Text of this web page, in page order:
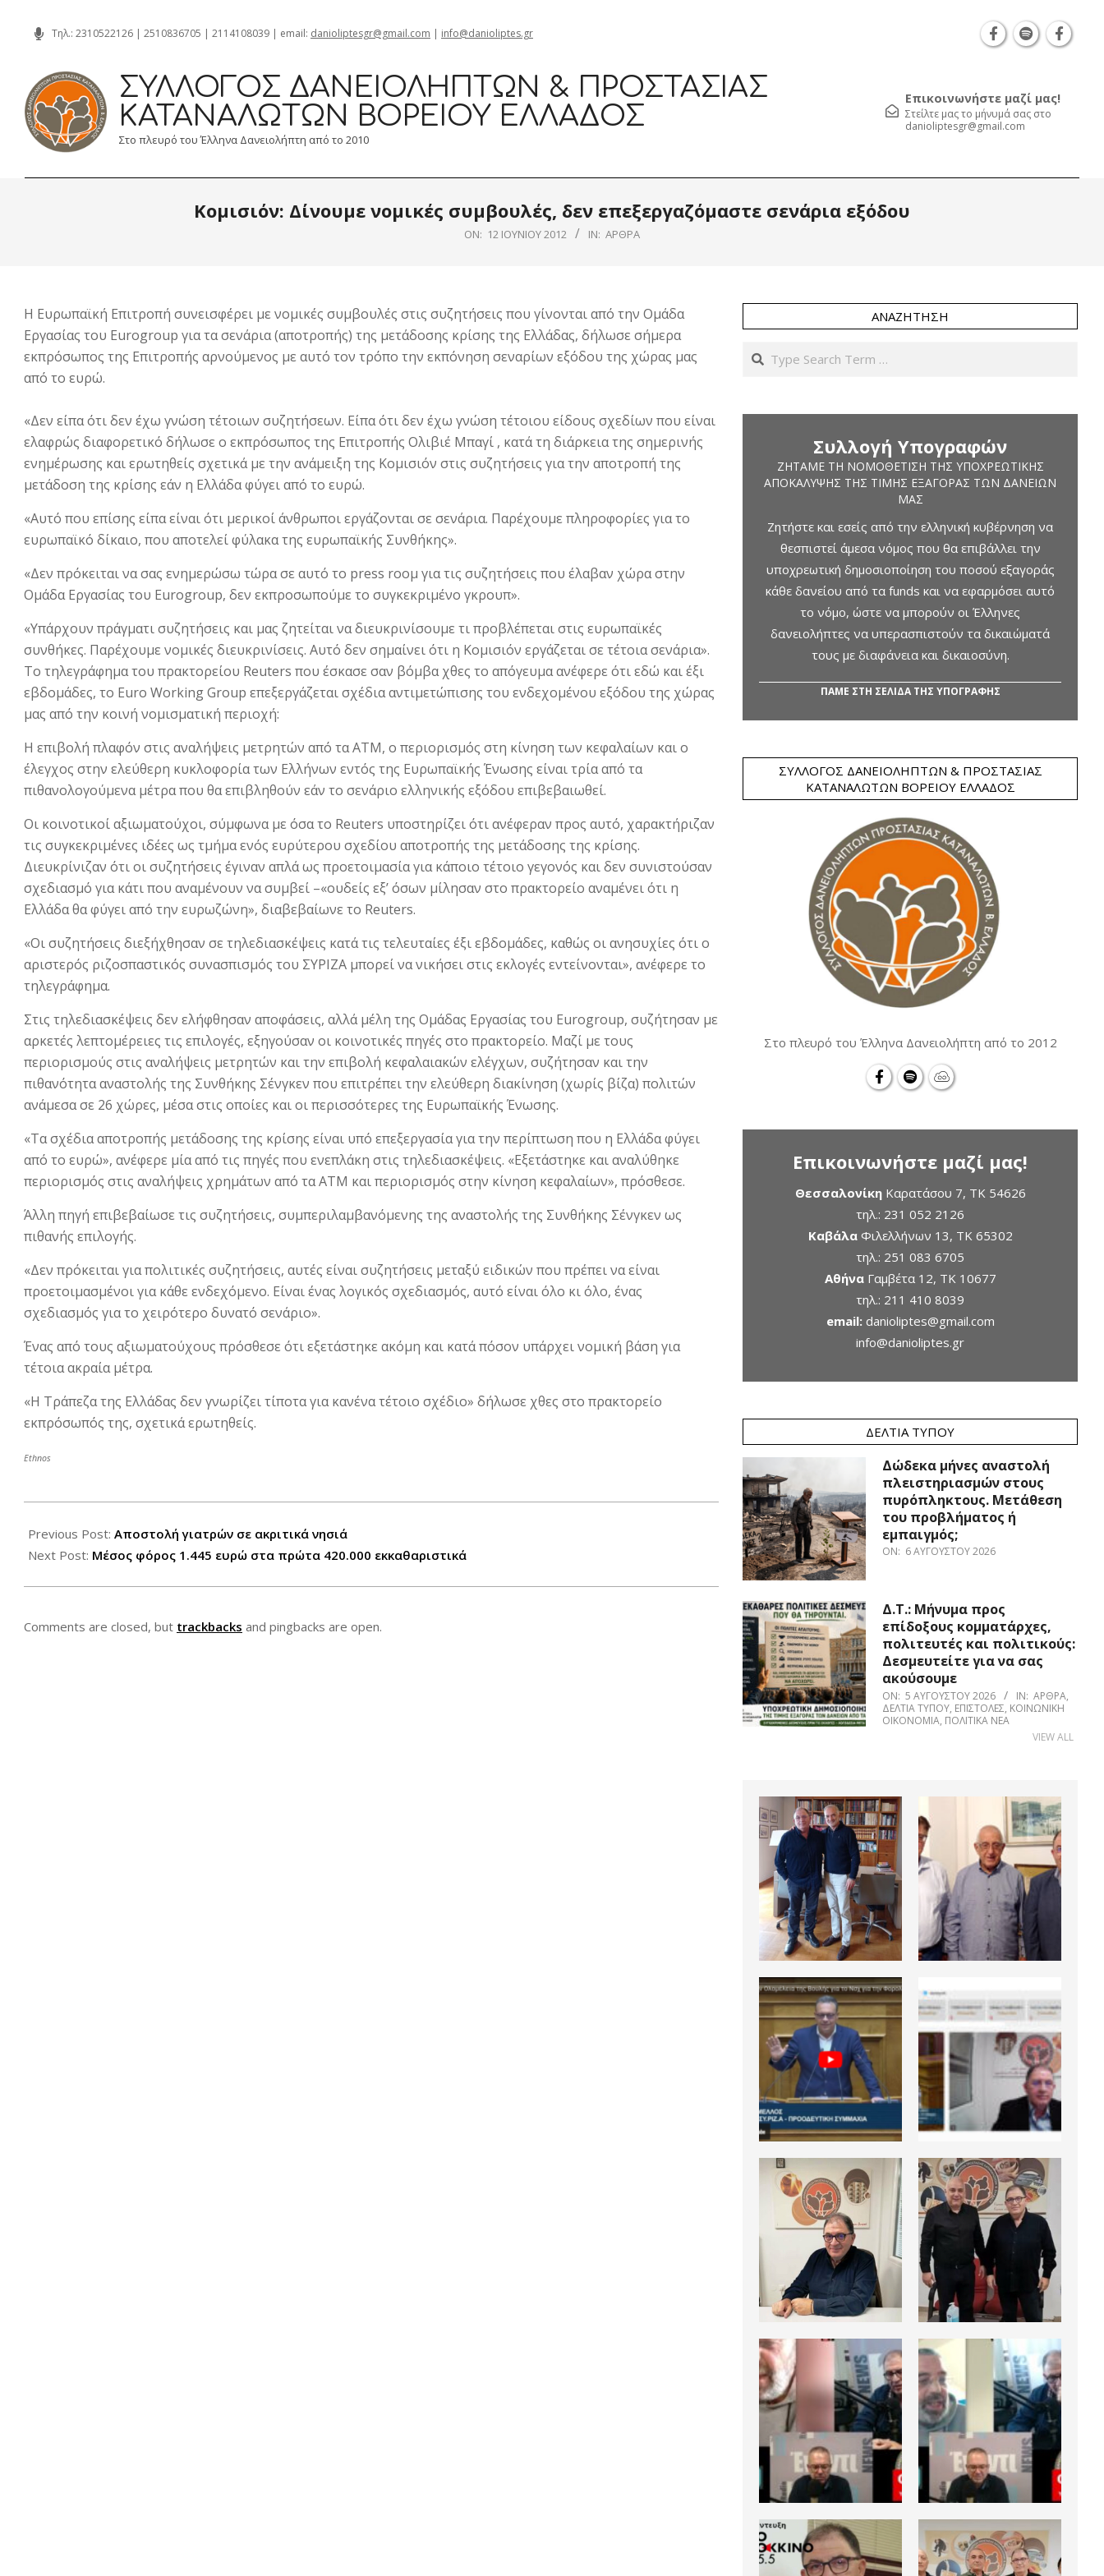
content
Τηλ.: 2310522126 | 2510836705 | 2114108039 | email: danioliptesgr@gmail.com | info@danioliptes.gr
ΣΎΛΛΟΓΟΣ ΔΑΝΕΙΟΛΗΠΤΏΝ & ΠΡΟΣΤΑΣΊΑΣ
ΚΑΤΑΝΑΛΩΤΏΝ ΒΟΡΕΊΟΥ ΕΛΛΆΔΟΣ
Στο πλευρό του Έλληνα Δανειολήπτη από το 2010
Επικοινωνήστε μαζί μας!
Στείλτε μας το μήνυμά σας στο
danioliptesgr@gmail.com
Κομισιόν: Δίνουμε νομικές συμβουλές, δεν επεξεργαζόμαστε σενάρια εξόδου
ON: 12 ΙΟΥΝΊΟΥ 2012 IN: ΆΡΘΡΑ
Η Ευρωπαϊκή Επιτροπή συνεισφέρει με νομικές συμβουλές στις συζητήσεις που γίνονται από την Ομάδα
Εργασίας του Eurogroup για τα σενάρια (αποτροπής) της μετάδοσης κρίσης της Ελλάδας, δήλωσε σήμερα
εκπρόσωπος της Επιτροπής αρνούμενος με αυτό τον τρόπο την εκπόνηση σεναρίων εξόδου της χώρας μας
από το ευρώ.
«Δεν είπα ότι δεν έχω γνώση τέτοιων συζητήσεων. Είπα ότι δεν έχω γνώση τέτοιου είδους σχεδίων που είναι
ελαφρώς διαφορετικό δήλωσε ο εκπρόσωπος της Επιτροπής Ολιβιέ Μπαγί , κατά τη διάρκεια της σημερινής
ενημέρωσης και ερωτηθείς σχετικά με την ανάμειξη της Κομισιόν στις συζητήσεις για την αποτροπή της
μετάδοση της κρίσης εάν η Ελλάδα φύγει από το ευρώ.
«Αυτό που επίσης είπα είναι ότι μερικοί άνθρωποι εργάζονται σε σενάρια. Παρέχουμε πληροφορίες για το
ευρωπαϊκό δίκαιο, που αποτελεί φύλακα της ευρωπαϊκής Συνθήκης».
«Δεν πρόκειται να σας ενημερώσω τώρα σε αυτό τo press rοομ για τις συζητήσεις που έλαβαν χώρα στην
Ομάδα Εργασίας του Eurogroup, δεν εκπροσωπούμε το συγκεκριμένο γκρουπ».
«Υπάρχουν πράγματι συζητήσεις και μας ζητείται να διευκρινίσουμε τι προβλέπεται στις ευρωπαϊκές
συνθήκες. Παρέχουμε νομικές διευκρινίσεις. Αυτό δεν σημαίνει ότι η Κομισιόν εργάζεται σε τέτοια σενάρια».
Το τηλεγράφημα του πρακτορείου Reuters που έσκασε σαν βόμβα χθες το απόγευμα ανέφερε ότι εδώ και έξι
εβδομάδες, το Euro Working Group επεξεργάζεται σχέδια αντιμετώπισης του ενδεχομένου εξόδου της χώρας
μας από την κοινή νομισματική περιοχή:
Η επιβολή πλαφόν στις αναλήψεις μετρητών από τα ATM, o περιορισμός στη κίνηση των κεφαλαίων και ο
έλεγχος στην ελεύθερη κυκλοφορία των Ελλήνων εντός της Ευρωπαϊκής Ένωσης είναι τρία από τα
πιθανολογούμενα μέτρα που θα επιβληθούν εάν το σενάριο ελληνικής εξόδου επιβεβαιωθεί.
Οι κοινοτικοί αξιωματούχοι, σύμφωνα με όσα το Reuters υποστηρίζει ότι ανέφεραν προς αυτό, χαρακτήριζαν
τις συγκεκριμένες ιδέες ως τμήμα ενός ευρύτερου σχεδίου αποτροπής της μετάδοσης της κρίσης.
Διευκρίνιζαν ότι οι συζητήσεις έγιναν απλά ως προετοιμασία για κάποιο τέτοιο γεγονός και δεν συνιστούσαν
σχεδιασμό για κάτι που αναμένουν να συμβεί –«ουδείς εξ’ όσων μίλησαν στο πρακτορείο αναμένει ότι η
Ελλάδα θα φύγει από την ευρωζώνη», διαβεβαίωνε το Reuters.
«Οι συζητήσεις διεξήχθησαν σε τηλεδιασκέψεις κατά τις τελευταίες έξι εβδομάδες, καθώς οι ανησυχίες ότι ο
αριστερός ριζοσπαστικός συνασπισμός του ΣΥΡΙΖΑ μπορεί να νικήσει στις εκλογές εντείνονται», ανέφερε το
τηλεγράφημα.
Στις τηλεδιασκέψεις δεν ελήφθησαν αποφάσεις, αλλά μέλη της Ομάδας Εργασίας του Eurogroup, συζήτησαν με
αρκετές λεπτομέρειες τις επιλογές, εξηγούσαν οι κοινοτικές πηγές στο πρακτορείο. Μαζί με τους
περιορισμούς στις αναλήψεις μετρητών και την επιβολή κεφαλαιακών ελέγχων, συζήτησαν και την
πιθανότητα αναστολής της Συνθήκης Σένγκεν που επιτρέπει την ελεύθερη διακίνηση (χωρίς βίζα) πολιτών
ανάμεσα σε 26 χώρες, μέσα στις οποίες και οι περισσότερες της Ευρωπαϊκής Ένωσης.
«Τα σχέδια αποτροπής μετάδοσης της κρίσης είναι υπό επεξεργασία για την περίπτωση που η Ελλάδα φύγει
από το ευρώ», ανέφερε μία από τις πηγές που ενεπλάκη στις τηλεδιασκέψεις. «Εξετάστηκε και αναλύθηκε
περιορισμός στις αναλήψεις χρημάτων από τα ΑΤΜ και περιορισμός στην κίνηση κεφαλαίων», πρόσθεσε.
Άλλη πηγή επιβεβαίωσε τις συζητήσεις, συμπεριλαμβανόμενης της αναστολής της Συνθήκης Σένγκεν ως
πιθανής επιλογής.
«Δεν πρόκειται για πολιτικές συζητήσεις, αυτές είναι συζητήσεις μεταξύ ειδικών που πρέπει να είναι
προετοιμασμένοι για κάθε ενδεχόμενο. Είναι ένας λογικός σχεδιασμός, αυτό είναι όλο κι όλο, ένας
σχεδιασμός για το χειρότερο δυνατό σενάριο».
Ένας από τους αξιωματούχους πρόσθεσε ότι εξετάστηκε ακόμη και κατά πόσον υπάρχει νομική βάση για
τέτοια ακραία μέτρα.
«Η Τράπεζα της Ελλάδας δεν γνωρίζει τίποτα για κανένα τέτοιο σχέδιο» δήλωσε χθες στο πρακτορείο
εκπρόσωπός της, σχετικά ερωτηθείς.
Ethnos
06-
12
Previous Post: Αποστολή γιατρών σε ακριτικά νησιά
Next Post: Μέσος φόρος 1.445 ευρώ στα πρώτα 420.000 εκκαθαριστικά
Comments are closed, but trackbacks and pingbacks are open.
ΑΝΑΖΉΤΗΣΗ
Search
Συλλογή Υπογραφών
ΖΗΤΆΜΕ ΤΗ ΝΟΜΟΘΈΤΙΣΗ ΤΗΣ ΥΠΟΧΡΕΩΤΙΚΉΣ
ΑΠΟΚΆΛΥΨΗΣ ΤΗΣ ΤΙΜΉΣ ΕΞΑΓΟΡΆΣ ΤΩΝ ΔΑΝΕΊΩΝ
ΜΑΣ
Ζητήστε και εσείς από την ελληνική κυβέρνηση να
θεσπιστεί άμεσα νόμος που θα επιβάλλει την
υποχρεωτική δημοσιοποίηση του ποσού εξαγοράς
κάθε δανείου από τα funds και να εφαρμόσει αυτό
το νόμο, ώστε να μπορούν οι Έλληνες
δανειολήπτες να υπερασπιστούν τα δικαιώματά
τους με διαφάνεια και δικαιοσύνη.
ΠΑΜΕ ΣΤΗ ΣΕΛΙΔΑ ΤΗΣ ΥΠΟΓΡΑΦΗΣ
ΣΎΛΛΟΓΟΣ ΔΑΝΕΙΟΛΗΠΤΏΝ & ΠΡΟΣΤΑΣΊΑΣ
ΚΑΤΑΝΑΛΩΤΏΝ ΒΟΡΕΊΟΥ ΕΛΛΆΔΟΣ
Στο πλευρό του Έλληνα Δανειολήπτη από το 2012
Επικοινωνήστε μαζί μας!
ΘεσσαλονίκηΚαρατάσου 7, TK 54626
τηλ.: 231 052 2126
ΚαβάλαΦιλελλήνων 13, ΤΚ 65302
τηλ.: 251 083 6705
ΑθήναΓαμβέτα 12, ΤΚ 10677
τηλ.: 211 410 8039
email: danioliptes@gmail.com
info@danioliptes.gr
ΔΕΛΤΊΑ ΤΎΠΟΥ
Δώδεκα μήνες αναστολή
πλειστηριασμών στους
πυρόπληκτους. Μετάθεση
του προβλήματος ή
εμπαιγμός;
ON: 6 ΑΥΓΟΎΣΤΟΥ 2026
Δ.Τ.: Μήνυμα προς
επίδοξους κομματάρχες,
πολιτευτές και πολιτικούς:
Δεσμευτείτε για να σας
ακούσουμε
ON: 5 ΑΥΓΟΎΣΤΟΥ 2026 IN: ΆΡΘΡΑ,
ΔΕΛΤΊΑ ΤΎΠΟΥ, ΕΠΙΣΤΟΛΈΣ, ΚΟΙΝΩΝΙΚΉ
ΟΙΚΟΝΟΜΊΑ, ΠΟΛΙΤΙΚΆ ΝΈΑ
VIEW ALL